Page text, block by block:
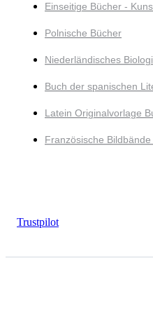
Einseitige Bücher -
Polnische Bücher
Niederländisches
Buch der spanischen
Latein Originalvorlage
Französische
Trustpilot